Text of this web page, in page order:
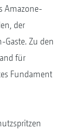
Amazone-
der
Zu den
für
Fundament